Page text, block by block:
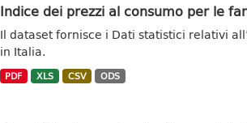
Indice dei prezzi al consumo per le
Il dataset fornisce i Dati statistici relativi
in Italia.
PDF XLS CSV ODS